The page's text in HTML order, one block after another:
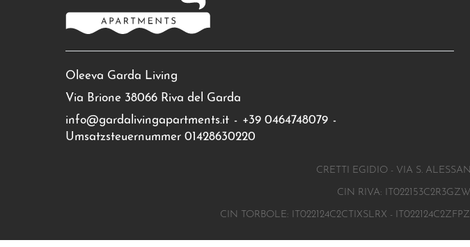
Oleeva Garda Living
Via Brione 38066 Riva del Garda
info@gardalivingapartments.it - +39 0464748079 -
Umsatzsteuernummer 01428630220
CRETTI EGIDIO - VIA S.
CIN RIVA:
CIN TORBOLE: IT022124C2CTIXSLRX -